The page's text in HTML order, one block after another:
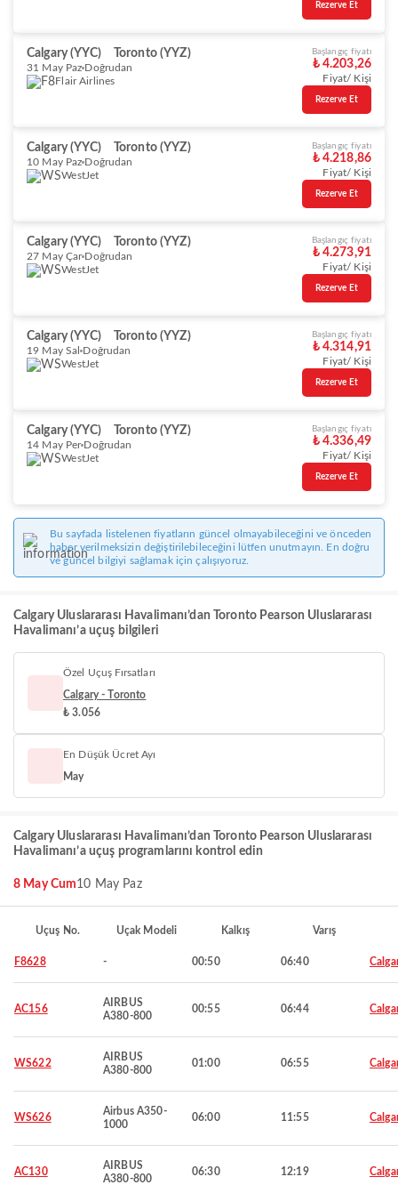
Rezerve Et
Calgary (YYC) Toronto (YYZ)
31 May Paz Doğrudan
Flair Airlines
Başlangıç fiyatı
₺ 4.203,26
Fiyat/ Kişi
Rezerve Et
Calgary (YYC) Toronto (YYZ)
10 May Paz Doğrudan
WestJet
Başlangıç fiyatı
₺ 4.218,86
Fiyat/ Kişi
Rezerve Et
Calgary (YYC) Toronto (YYZ)
27 May Çar Doğrudan
WestJet
Başlangıç fiyatı
₺ 4.273,91
Fiyat/ Kişi
Rezerve Et
Calgary (YYC) Toronto (YYZ)
19 May Sal Doğrudan
WestJet
Başlangıç fiyatı
₺ 4.314,91
Fiyat/ Kişi
Rezerve Et
Calgary (YYC) Toronto (YYZ)
14 May Per Doğrudan
WestJet
Başlangıç fiyatı
₺ 4.336,49
Fiyat/ Kişi
Rezerve Et
Bu sayfada listelenen fiyatların güncel olmayabileceğini ve önceden
haber verilmeksizin değiştirilebileceğini lütfen unutmayın. En doğru
ve güncel bilgiyi sağlamak için çalışıyoruz.
Calgary Uluslararası Havalimanı’dan Toronto Pearson Uluslararası
Havalimanı’a uçuş bilgileri
Özel Uçuş Fırsatları
Calgary - Toronto
₺ 3.056
En Düşük Ücret Ayı
May
Calgary Uluslararası Havalimanı’dan Toronto Pearson Uluslararası
Havalimanı’a uçuş programlarını kontrol edin
8 May Cum10 May Paz
Uçuş No. Uçak Modeli Kalkış Varış
F8628 - 00:50 06:40
AC156
AIRBUS
A380-800
00:55 06:44
WS622
AIRBUS
A380-800
01:00 06:55
WS626
Airbus A350-
1000
06:00 11:55
AC130
AIRBUS
A380-800
06:30 12:19